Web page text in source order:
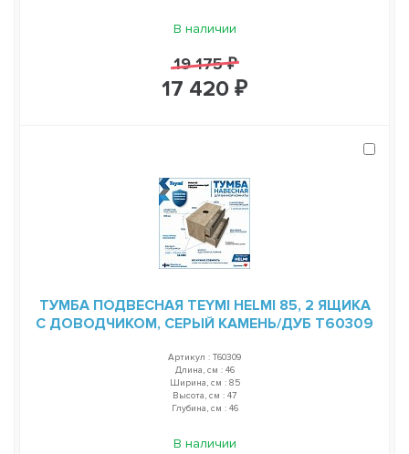
В наличии
19 175 ₽
17 420 ₽
ТУМБА ПОДВЕСНАЯ TEYMI HELMI 85, 2 ЯЩИКА
С ДОВОДЧИКОМ, СЕРЫЙ КАМЕНЬ/ДУБ T60309
Артикул : T60309
Длина, см : 46
Ширина, см : 85
Высота, см : 47
Глубина, см : 46
В наличии